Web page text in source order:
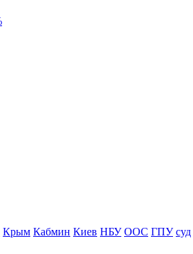
Крым Кабмин Киев НБУ ООС ГПУ суд